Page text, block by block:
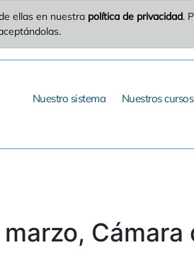
ellas en nuestra política de privacidad.
Nuestro sistema Nuestros cursos
marzo,